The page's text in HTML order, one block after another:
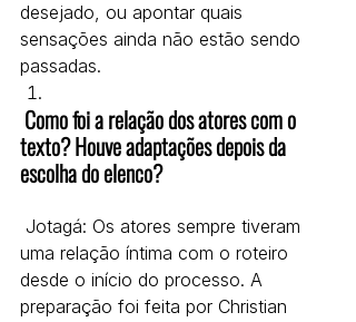
desejado, ou apontar quais
sensações ainda não estão sendo
passadas.
texto? Houve adaptações depois da
escolha do elenco?
uma relação íntima com o roteiro
desde o início do processo. A
preparação foi feita por Christian